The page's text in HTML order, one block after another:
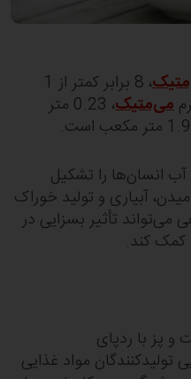
، 8 برابر کمتر از 1
می‌متیک
، 0.23 متر
27٪ از کل مصرف آب انسان‌ها را تشکیل
آبیاری و تولید خوراک
می‌تواند تأثیر بسزایی در
کمک کند.
و پز با ردپای
مواد غذایی